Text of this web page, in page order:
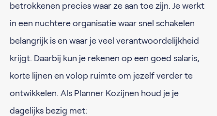
betrokkenen precies waar ze aan toe zijn. Je werkt
in een nuchtere organisatie waar snel schakelen
belangrijk is en waar je veel verantwoordelijkheid
krijgt. Daarbij kun je rekenen op een goed salaris,
korte lijnen en volop ruimte om jezelf verder te
ontwikkelen. Als Planner Kozijnen houd je je
dagelijks bezig met: